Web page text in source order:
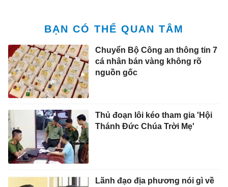
BẠN CÓ THỂ QUAN TÂM
Chuyển Bộ Công an thông tin 7
cá nhân bán vàng không rõ
nguồn gốc
Thủ đoạn lôi kéo tham gia 'Hội
Thánh Đức Chúa Trời Mẹ'
Lãnh đạo địa phương nói gì về